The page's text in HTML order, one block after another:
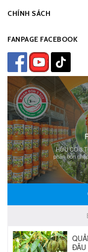
CHÍNH SÁCH
FANPAGE FACEBOOK